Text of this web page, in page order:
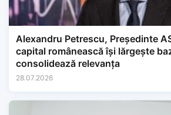
Alexandru Petrescu, Președinte ASF:
capital românească își lărgește
consolidează relevanța
28.07.2026